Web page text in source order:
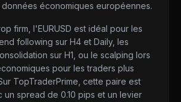
économiques européennes.
firm, l'EURUSD est idéal pour les
following sur H4 et Daily, les
sur H1, ou le scalping lors
pour les traders plus
TopTraderPrime, cette paire est
un spread de 0.10 pips et un levier